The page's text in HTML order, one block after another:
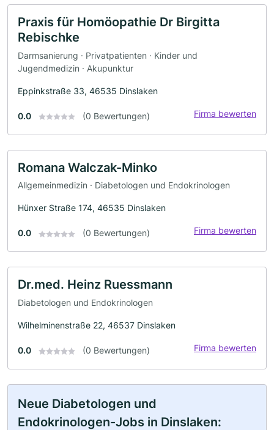
Praxis für Homöopathie Dr Birgitta
Rebischke
Darmsanierung · Privatpatienten · Kinder und
Jugendmedizin · Akupunktur
Eppinkstraße 33, 46535 Dinslaken
0.0 (0 Bewertungen) Firma bewerten
Romana Walczak-Minko
Allgemeinmedizin · Diabetologen und Endokrinologen
Hünxer Straße 174, 46535 Dinslaken
0.0 (0 Bewertungen) Firma bewerten
Dr.med. Heinz Ruessmann
Diabetologen und Endokrinologen
Wilhelminenstraße 22, 46537 Dinslaken
0.0 (0 Bewertungen) Firma bewerten
Neue Diabetologen und
Endokrinologen-Jobs in Dinslaken: